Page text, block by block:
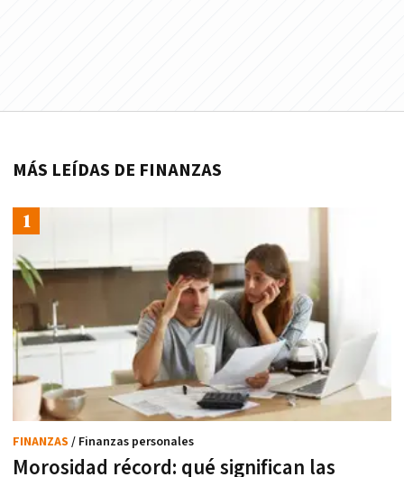
MÁS LEÍDAS DE FINANZAS
Morosidad récord: qué significan las
FINANZAS / Finanzas personales